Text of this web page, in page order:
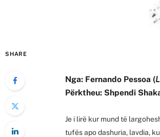
SHARE
Nga: Fernando Pessoa (
Përktheu: Shpendi
Je i lirë kur mund të
tufës apo dashuria, lavdia,